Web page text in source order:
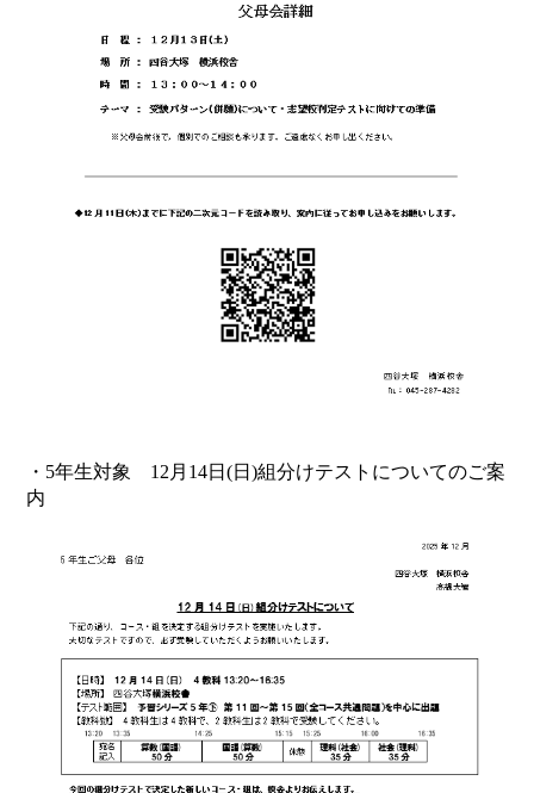
・5年生対象 12月14日(日)組分けテストについてのご案
内